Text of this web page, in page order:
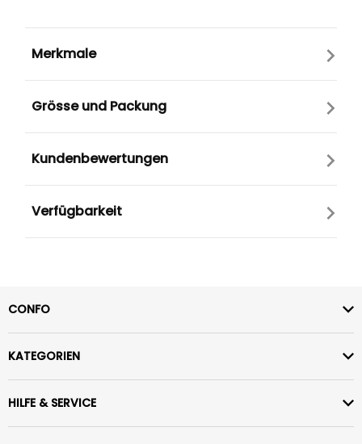
Merkmale
Grösse und Packung
Kundenbewertungen
Verfügbarkeit
CONFO
KATEGORIEN
HILFE & SERVICE